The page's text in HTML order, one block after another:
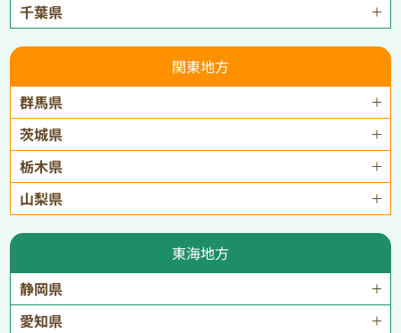
千葉県
関東地方
群馬県
茨城県
栃木県
山梨県
東海地方
静岡県
愛知県